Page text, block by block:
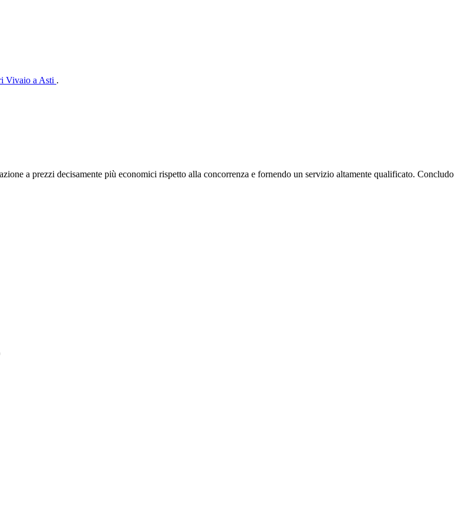
Vivaio a Asti .
a prezzi decisamente più economici rispetto alla concorrenza e fornendo un servizio altamente qualificato. Concludo